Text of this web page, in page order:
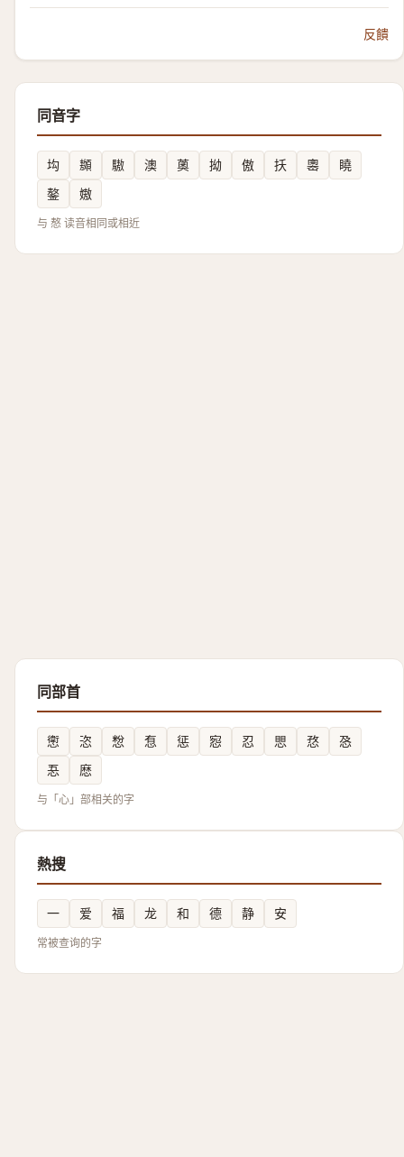
反饋
同音字
㘬 䫨 䮯 澳 薁 拗 傲 扷 嶴
䁱
鏊
㜜
与 㥿 读音相同或相近
同部首
㦣 恣 㥹 㤫 惩 惌 忍 愳 㤵
㤂
忢
㦄
与「心」部相关的字
熱搜
一 爱 福 龙 和 德 静 安
常被查询的字